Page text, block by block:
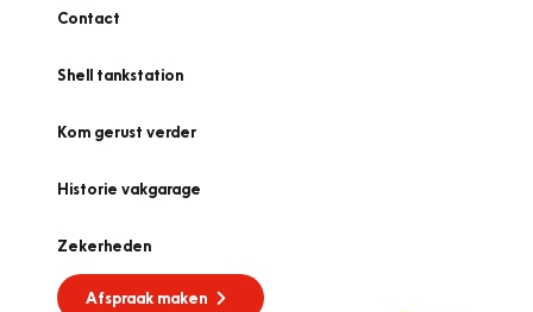
Contact
Shell tankstation
Kom gerust verder
Historie vakgarage
Zekerheden
Afspraak maken